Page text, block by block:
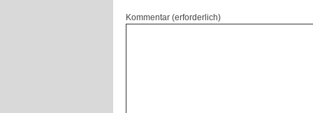
Kommentar (erforderlich)